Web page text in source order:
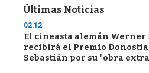
Últimas Noticias
02:12
El cineasta alemán Werner
recibirá el Premio Donostia
Sebastián por su "obra